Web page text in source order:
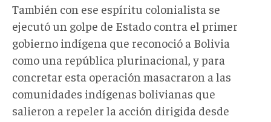
También con ese espíritu colonialista se
ejecutó un golpe de Estado contra el primer
gobierno indígena que reconoció a Bolivia
como una república plurinacional, y para
concretar esta operación masacraron a las
comunidades indígenas bolivianas que
salieron a repeler la acción dirigida desde